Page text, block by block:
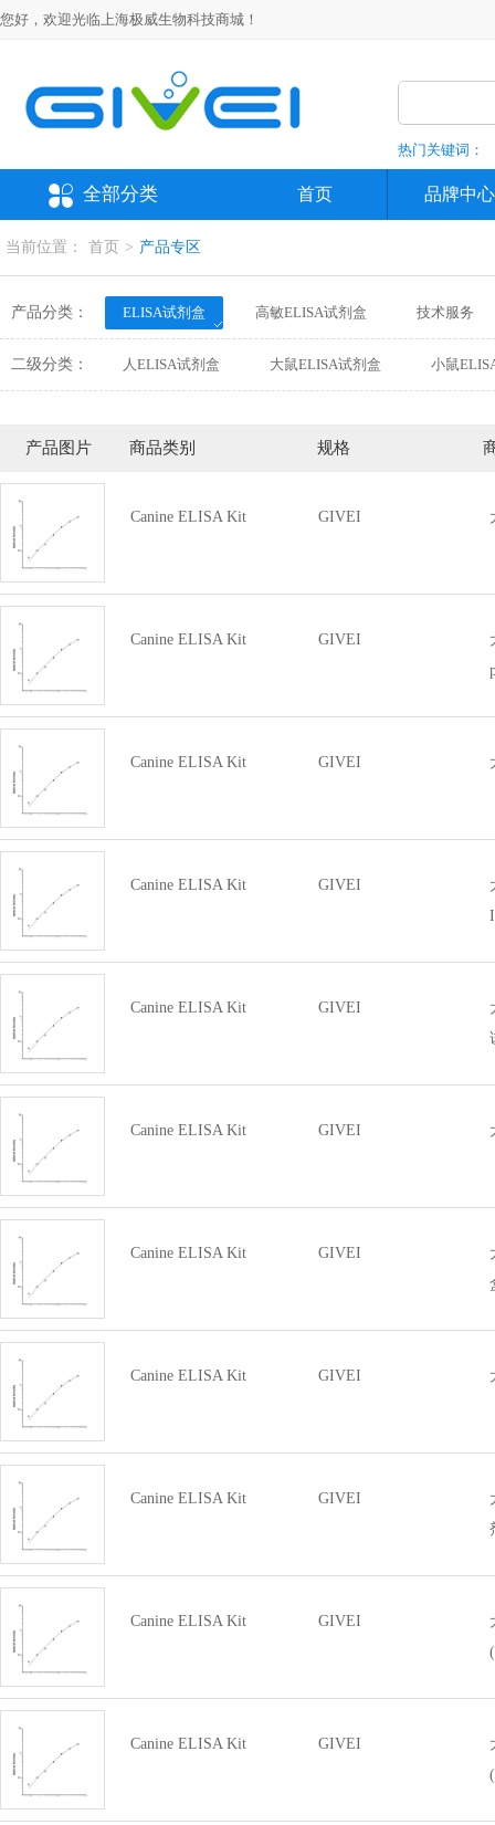
您好，欢迎光临上海极威生物科技商城！
热门关键词：
全部分类 首页 品牌中心
当前位置： 首页 > 产品专区
产品分类： ELISA试剂盒 高敏ELISA试剂盒 技术服务
二级分类：
人ELISA试剂盒 大鼠ELISA试剂盒 小鼠
鱼ELISA试剂盒 豚鼠ELISA试剂盒 鹅ELISA
Sheep ELISA Kit Canine ELISA Kit 其它
产品图片 商品类别 规格
Canine ELISA Kit GIVEI
Canine ELISA Kit GIVEI
Canine ELISA Kit GIVEI
Canine ELISA Kit GIVEI
Canine ELISA Kit GIVEI
Canine ELISA Kit GIVEI
Canine ELISA Kit GIVEI
Canine ELISA Kit GIVEI
Canine ELISA Kit GIVEI
Canine ELISA Kit GIVEI
Canine ELISA Kit GIVEI